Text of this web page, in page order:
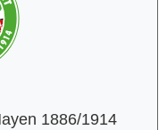
1886/1914